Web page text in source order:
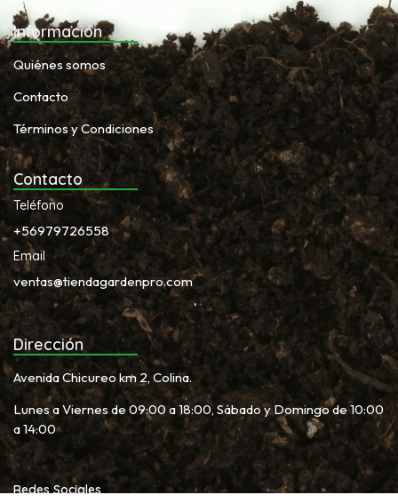
Información
Quiénes somos
Contacto
Términos y Condiciones
Contacto
Teléfono
+56979726558
Email
ventas@tiendagardenpro.com
Dirección
Avenida Chicureo km 2, Colina.
Lunes a Viernes de 09:00 a 18:00, Sábado y Domingo de 10:00
a 14:00
Redes Sociales